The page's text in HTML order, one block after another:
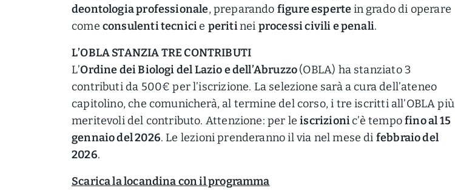
deontologia professionale, preparando figure espertein grado di operare
come consulenti tecnicie peritinei processi civili e penali.
L’OBLA STANZIA TRE CONTRIBUTI
L’Ordine dei Biologi del Lazio e dell’Abruzzo(OBLA) ha stanziato 3
contributi da 500€ per l’iscrizione. La selezione sarà a cura dell’ateneo
capitolino, che comunicherà, al termine del corso, i tre iscritti all’OBLA più
meritevoli del contributo. Attenzione: per leiscrizionic’è tempofino al 15
gennaio del 2026. Le lezioni prenderanno il via nel mese di febbraio del
2026.
Scarica la locandina con il programma